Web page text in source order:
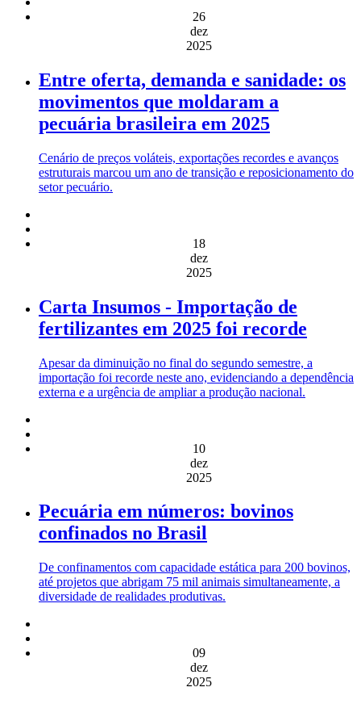
26
dez
2025
Entre oferta, demanda e sanidade: os
movimentos que moldaram a
pecuária brasileira em 2025
Cenário de preços voláteis, exportações recordes e avanços
estruturais marcou um ano de transição e reposicionamento do
setor pecuário.
18
dez
2025
Carta Insumos - Importação de
fertilizantes em 2025 foi recorde
Apesar da diminuição no final do segundo semestre, a
importação foi recorde neste ano, evidenciando a dependência
externa e a urgência de ampliar a produção nacional.
10
dez
2025
Pecuária em números: bovinos
confinados no Brasil
De confinamentos com capacidade estática para 200 bovinos,
até projetos que abrigam 75 mil animais simultaneamente, a
diversidade de realidades produtivas.
09
dez
2025